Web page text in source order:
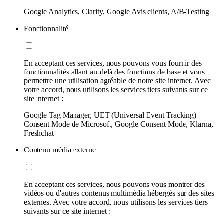
Google Analytics, Clarity, Google Avis clients, A/B-Testing
Fonctionnalité
En acceptant ces services, nous pouvons vous fournir des
fonctionnalités allant au-delà des fonctions de base et vous
permettre une utilisation agréable de notre site internet. Avec
votre accord, nous utilisons les services tiers suivants sur ce
site internet :
Google Tag Manager, UET (Universal Event Tracking)
Consent Mode de Microsoft, Google Consent Mode, Klarna,
Freshchat
Contenu média externe
En acceptant ces services, nous pouvons vous montrer des
vidéos ou d'autres contenus multimédia hébergés sur des sites
externes. Avec votre accord, nous utilisons les services tiers
suivants sur ce site internet :